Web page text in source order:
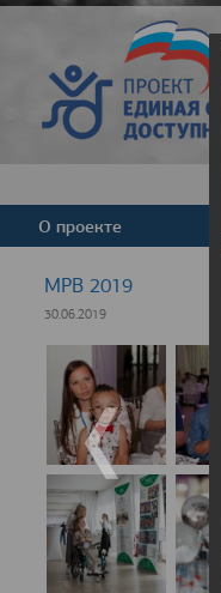
О проекте
МРВ 2019
30.06.2019